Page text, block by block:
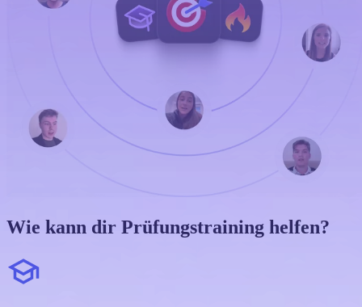
Wie kann dir Prüfungstraining helfen?